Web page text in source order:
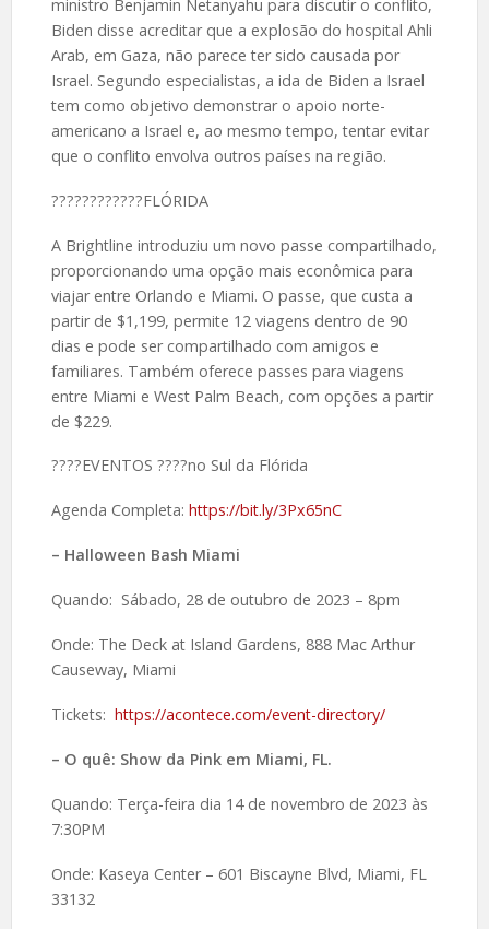
ministro Benjamin Netanyahu para discutir o conflito,
Biden disse acreditar que a explosão do hospital Ahli
Arab, em Gaza, não parece ter sido causada por
Israel. Segundo especialistas, a ida de Biden a Israel
tem como objetivo demonstrar o apoio norte-
americano a Israel e, ao mesmo tempo, tentar evitar
que o conflito envolva outros países na região.
????️????????FLÓRIDA
A Brightline introduziu um novo passe compartilhado,
proporcionando uma opção mais econômica para
viajar entre Orlando e Miami. O passe, que custa a
partir de $1,199, permite 12 viagens dentro de 90
dias e pode ser compartilhado com amigos e
familiares. Também oferece passes para viagens
entre Miami e West Palm Beach, com opções a partir
de $229.
????EVENTOS ????no Sul da Flórida
Agenda Completa: https://bit.ly/3Px65nC
– Halloween Bash Miami
Quando: Sábado, 28 de outubro de 2023 – 8pm
Onde: The Deck at Island Gardens, 888 Mac Arthur
Causeway, Miami
Tickets: https://acontece.com/event-directory/
– O quê: Show da Pink em Miami, FL.
Quando: Terça-feira dia 14 de novembro de 2023 às
7:30PM
Onde: Kaseya Center – 601 Biscayne Blvd, Miami, FL
33132